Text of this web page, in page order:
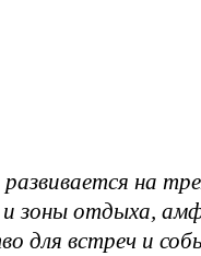
на
и зоны отдыха,
для встреч и